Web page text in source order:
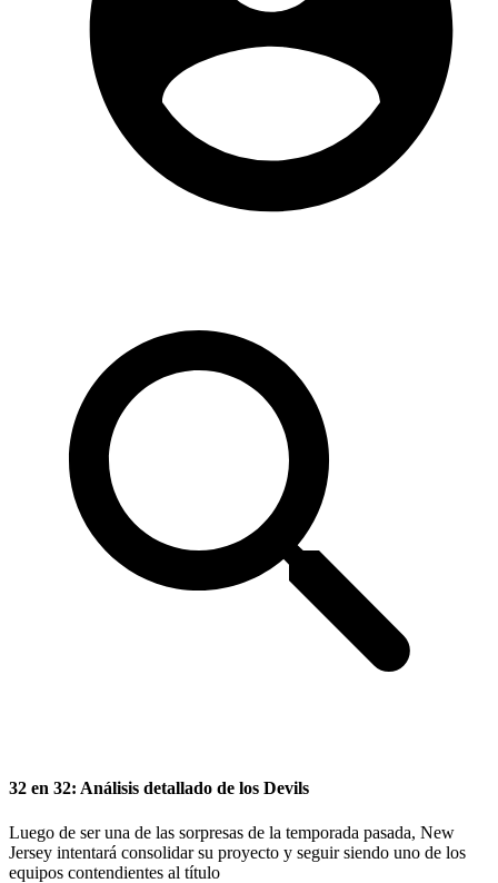
32 en 32: Análisis detallado de los Devils
Luego de ser una de las sorpresas de la temporada pasada, New
Jersey intentará consolidar su proyecto y seguir siendo uno de los
equipos contendientes al título